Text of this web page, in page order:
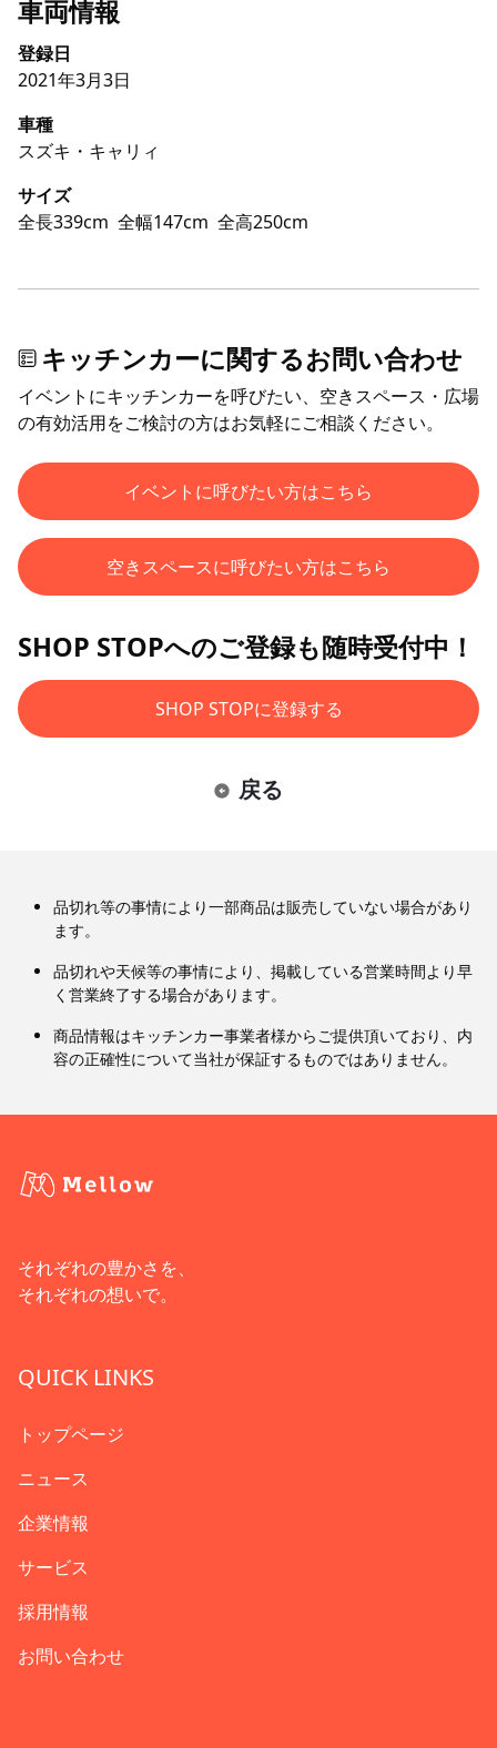
車両情報
登録日
2021年3月3日
車種
スズキ・キャリィ
サイズ
全長339cm 全幅147cm 全高250cm
キッチンカーに関するお問い合わせ
イベントにキッチンカーを呼びたい、空きスペース・広場
の有効活用をご検討の方はお気軽にご相談ください。
イベントに呼びたい方はこちら
空きスペースに呼びたい方はこちら
SHOP STOPへのご登録も随時受付中！
SHOP STOPに登録する
戻る
品切れ等の事情により一部商品は販売していない場合があり
ます。
品切れや天候等の事情により、掲載している営業時間より早
く営業終了する場合があります。
商品情報はキッチンカー事業者様からご提供頂いており、内
容の正確性について当社が保証するものではありません。
それぞれの豊かさを、
それぞれの想いで。
QUICK LINKS
トップページ
ニュース
企業情報
サービス
採用情報
お問い合わせ